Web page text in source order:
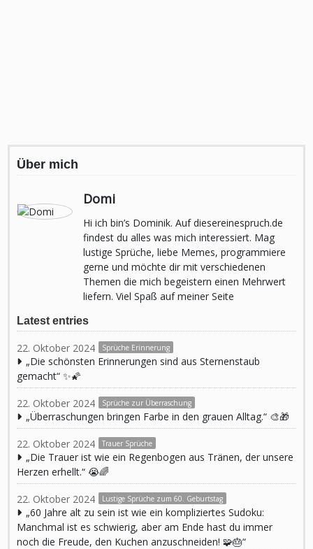
Über mich
Domi
Hi ich bin’s Dominik. Auf diesereinespruch.de
findest du alles was mich interessiert. Mag
lustige Sprüche, liebe Memes, programmiere
gerne und möchte dir mit verschiedenen
Themen die mich begeistern einen Mehrwert
liefern. Viel Spaß auf meiner Seite
Latest entries
22. Oktober 2024 Sprüche Erinnerung
„Die schönsten Erinnerungen sind aus Sternenstaub
gemacht“ ✨🌠
22. Oktober 2024 Sprüche zur Überraschung
„Überraschungen bringen Farbe in den grauen Alltag.“ 🎨🎁
22. Oktober 2024 Trauer Sprüche
„Die Trauer ist wie ein Regenbogen aus Tränen, der unsere
Herzen erhellt.“ 😭🌈
22. Oktober 2024 Lustige Sprüche zum 60. Geburtstag
„60 Jahre alt zu sein ist wie ein kompliziertes Sudoku:
Manchmal ist es schwierig, aber am Ende hast du immer
noch die Freude, den Kuchen anzuschneiden! 🧩🎂“